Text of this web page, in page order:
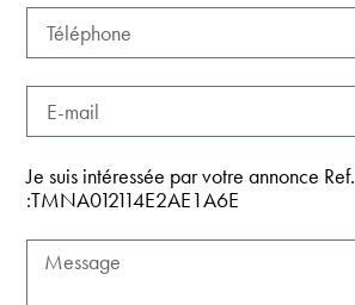
Je suis intéressée par votre annonce Ref.
:TMNA012114E2AE1A6E